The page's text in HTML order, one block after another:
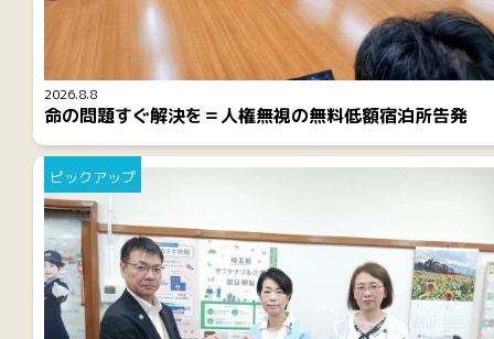
2026.8.8
命の問題すぐ解決を＝人権無視の無料低額宿泊所告発
ピックアップ